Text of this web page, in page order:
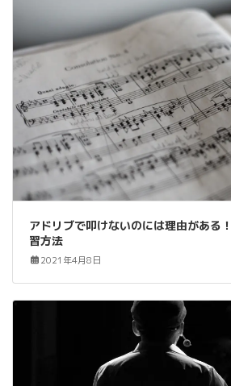
アドリブで叩けないのには理由がある
習方法
2021年4月8日